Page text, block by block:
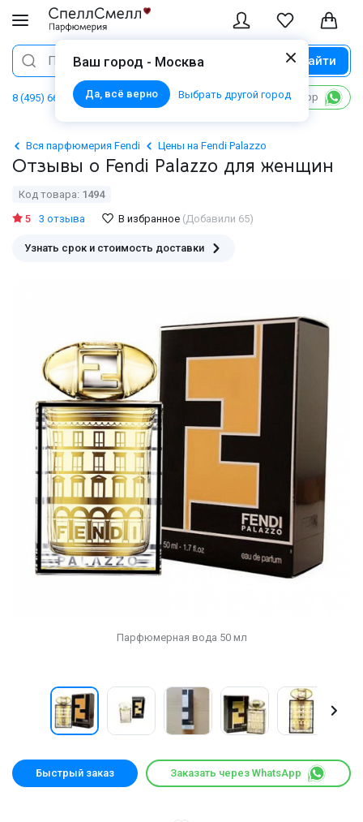
Ваш город - Москва
Да, всё верно Выбрать другой город
Поиск Найти
8 (495) 668 06 02 Написать в WhatsApp
Вся парфюмерия Fendi Цены на Fendi Palazzo
Отзывы о Fendi Palazzo для женщин
Код товара: 1494
5
3 отзыва В избранное (Добавили 65)
Узнать срок и стоимость доставки
Парфюмерная вода 50 мл
Быстрый заказ Заказать через WhatsApp